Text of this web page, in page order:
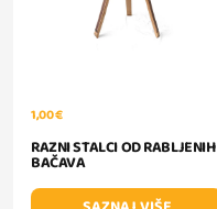
1,00 €
RAZNI STALCI OD RABLJENIH
BAČAVA